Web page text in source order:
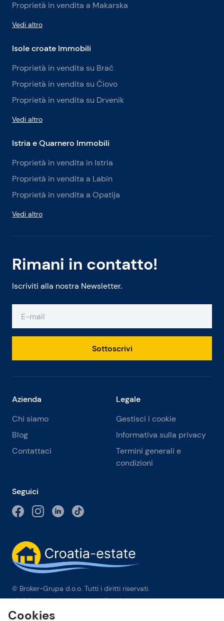
Rimani in contatto!
Iscriviti alla nostra Newsletter.
Sottoscrivi
Proprietà in vendita a Makarska
Vedi altro
Isole croate Immobili
Proprietà in vendita su Brač
Proprietà in vendita su Čiovo
Proprietà in vendita su Drvenik
Vedi altro
Istria e Quarnero Immobili
Proprietà in vendita in Istria
Proprietà in vendita a Labin
Proprietà in vendita a Opatija
Vedi altro
Azienda
Chi siamo
Blog
Contattaci
Legale
Gestisci i cookie
Informativa sulla privacy
Termini generali e
condizioni
Seguici
© Broker-Grupa d.o.o. Tutti i diritti riservati.
Obala kneza Branimira 1, 21000 Split-Phone: +385 98 384 007
Cookies